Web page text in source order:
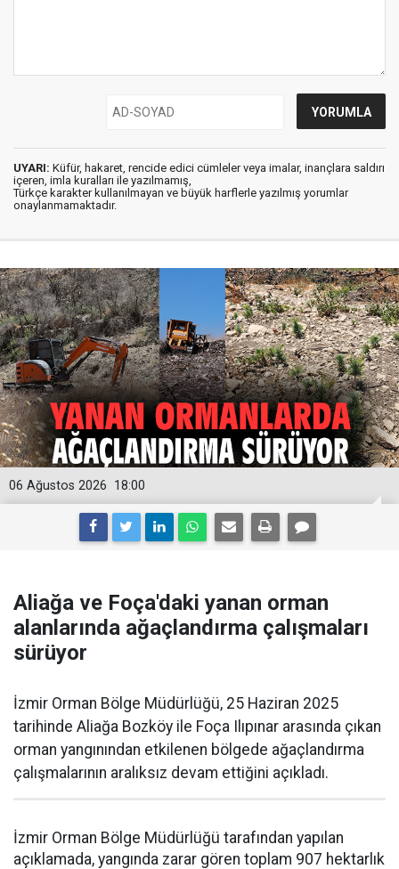
UYARI: Küfür, hakaret, rencide edici cümleler veya imalar, inançlara saldırı
içeren, imla kuralları ile yazılmamış,
Türkçe karakter kullanılmayan ve büyük harflerle yazılmış yorumlar
onaylanmamaktadır.
18:00
06 Ağustos 2026
Aliağa ve Foça'daki yanan orman
alanlarında ağaçlandırma çalışmaları
sürüyor
İzmir Orman Bölge Müdürlüğü, 25 Haziran 2025
tarihinde Aliağa Bozköy ile Foça Ilıpınar arasında çıkan
orman yangınından etkilenen bölgede ağaçlandırma
çalışmalarının aralıksız devam ettiğini açıkladı.
İzmir Orman Bölge Müdürlüğü tarafından yapılan
açıklamada, yangında zarar gören toplam 907 hektarlık